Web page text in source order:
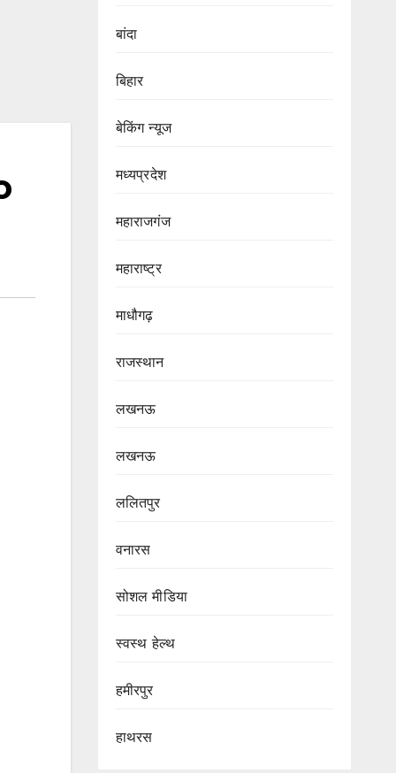
बांदा
बिहार
बेकिंग न्यूज
मध्यप्रदेश
महाराजगंज
महाराष्ट्र
माधौगढ़
राजस्थान
लखनऊ
लखनऊ
ललितपुर
वनारस
सोशल मीडिया
स्वस्थ हेल्थ
हमीरपुर
हाथरस